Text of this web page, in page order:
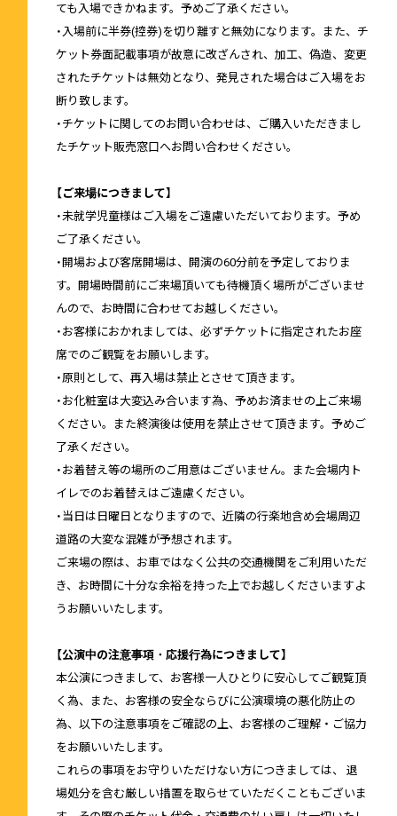
ても入場できかねます。予めご了承ください。
・入場前に半券(控券)を切り離すと無効になります。また、チ
ケット券面記載事項が故意に改ざんされ、加工、偽造、変更
されたチケットは無効となり、発見された場合はご入場をお
断り致します。
・チケットに関してのお問い合わせは、ご購入いただきまし
たチケット販売窓口へお問い合わせください。
【ご来場につきまして】
・未就学児童様はご入場をご遠慮いただいております。予め
ご了承ください。
・開場および客席開場は、開演の60分前を予定しておりま
す。開場時間前にご来場頂いても待機頂く場所がございませ
んので、お時間に合わせてお越しください。
・お客様におかれましては、必ずチケットに指定されたお座
席でのご観覧をお願いします。
・原則として、再入場は禁止とさせて頂きます。
・お化粧室は大変込み合います為、予めお済ませの上ご来場
ください。また終演後は使用を禁止させて頂きます。予めご
了承ください。
・お着替え等の場所のご用意はございません。また会場内ト
イレでのお着替えはご遠慮ください。
・当日は日曜日となりますので、近隣の行楽地含め会場周辺
道路の大変な混雑が予想されます。
ご来場の際は、お車ではなく公共の交通機関をご利用いただ
き、お時間に十分な余裕を持った上でお越しくださいますよ
うお願いいたします。
【公演中の注意事項・応援行為につきまして】
本公演につきまして、お客様一人ひとりに安心してご観覧頂
く為、また、お客様の安全ならびに公演環境の悪化防止の
為、以下の注意事項をご確認の上、お客様のご理解・ご協力
をお願いいたします。
これらの事項をお守りいただけない方につきましては、 退
場処分を含む厳しい措置を取らせていただくこともございま